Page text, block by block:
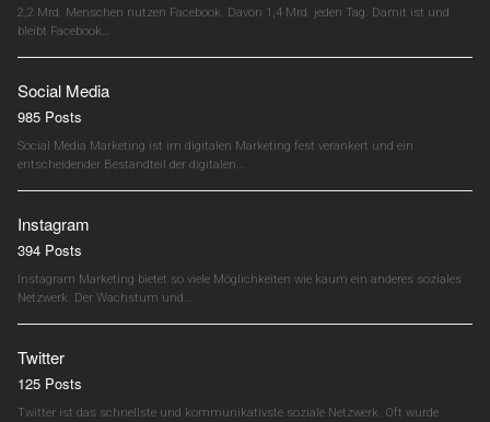
2,2 Mrd. Menschen nutzen Facebook. Davon 1,4 Mrd. jeden Tag. Damit ist und
bleibt Facebook…
Social Media
985 Posts
Social Media Marketing ist im digitalen Marketing fest verankert und ein
entscheidender Bestandteil der digitalen…
Instagram
394 Posts
Instagram Marketing bietet so viele Möglichkeiten wie kaum ein anderes soziales
Netzwerk. Der Wachstum und…
Twitter
125 Posts
Twitter ist das schnellste und kommunikativste soziale Netzwerk. Oft wurde